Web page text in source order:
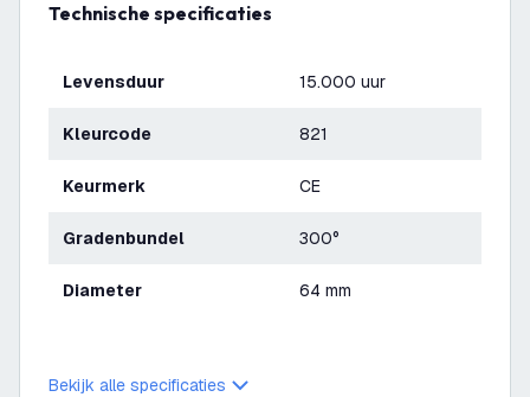
Technische specificaties
Levensduur 15.000 uur
Kleurcode 821
Keurmerk CE
Gradenbundel 300°
Diameter 64 mm
Bekijk alle specificaties